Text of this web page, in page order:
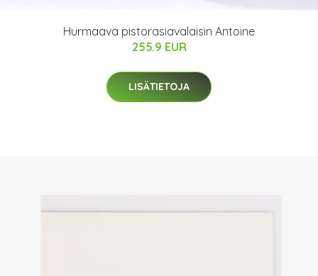
Hurmaava pistorasiavalaisin Antoine
255.9 EUR
LISÄTIETOJA